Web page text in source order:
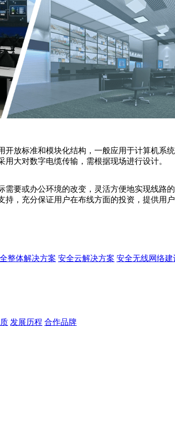
开放标准和模块化结构，一般应用于计算机系
大对数字电缆传输，需根据现场进行设计。
需要或办公环境的改变，灵活方便地实现线
，充分保证用户在布线方面的投资，提供用户
整体解决方案 安全云解决方案 安全无线网络建
发展历程 合作品牌